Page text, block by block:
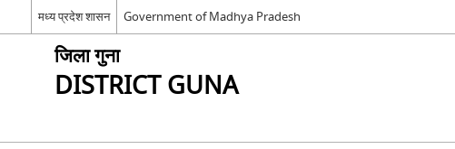
मध्य प्रदेश शासन Government of Madhya Pradesh
जिला गुना
DISTRICT GUNA